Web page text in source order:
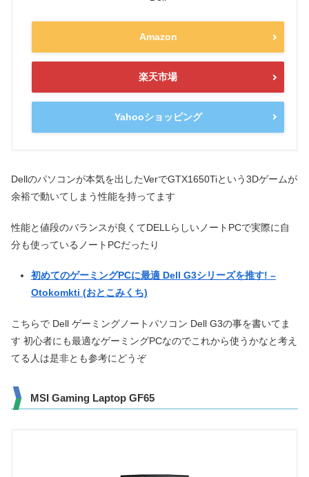
Amazon
楽天市場
Yahooショッピング
Dellのパソコンが本気を出したVerでGTX1650Tiという3Dゲームが
余裕で動いてしまう性能を持ってます
性能と値段のバランスが良くてDELLらしいノートPCで実際に自
分も使っているノートPCだったり
初めてのゲーミングPCに最適 Dell G3シリーズを推す! –
Otokomkti (おとこみくち)
こちらで Dell ゲーミングノートパソコン Dell G3の事を書いてま
す 初心者にも最適なゲーミングPCなのでこれから使うかなと考え
てる人は是非とも参考にどうぞ
MSI Gaming Laptop GF65